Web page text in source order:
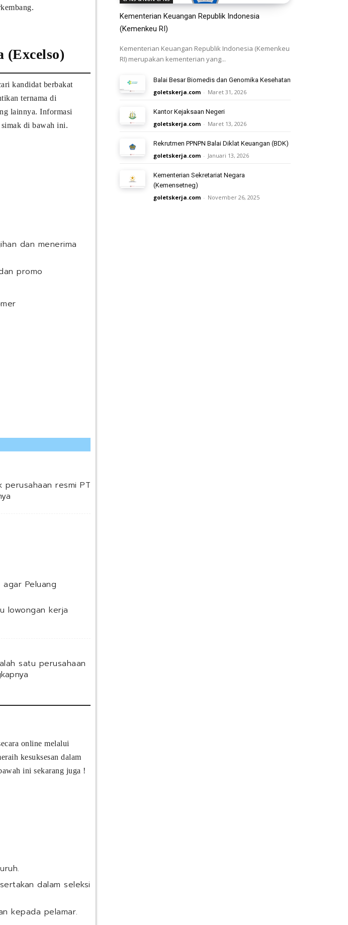
(Excelso)
kandidat berbakat
ternama di
lainnya. Informasi
simak di bawah ini.
dan menerima
promo
perusahaan resmi PT
m
i
a
n
i
&
n
s
u
l
)
agar Peluang
lowongan kerja
satu perusahaan
J
f
a
C
o
e
a
online melalui
kesuksesan dalam
ini sekarang juga !
dalam seleksi
kepada pelamar.
Kementerian Keuangan Republik Indonesia
(Kemenkeu RI)
Kementerian Keuangan Republik Indonesia (Kemenkeu
RI) merupakan kementerian yang...
Balai Besar Biomedis dan Genomika Kesehatan
goletskerja.com - Maret 31, 2026
Kantor Kejaksaan Negeri
goletskerja.com - Maret 13, 2026
Rekrutmen PPNPN Balai Diklat Keuangan (BDK)
goletskerja.com - Januari 13, 2026
Kementerian Sekretariat Negara
(Kemensetneg)
goletskerja.com - November 26, 2025